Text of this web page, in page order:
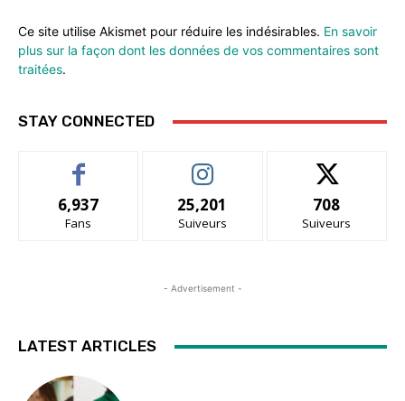
Ce site utilise Akismet pour réduire les indésirables. En savoir
plus sur la façon dont les données de vos commentaires sont
traitées.
STAY CONNECTED
6,937
Fans
25,201
Suiveurs
708
Suiveurs
- Advertisement -
LATEST ARTICLES